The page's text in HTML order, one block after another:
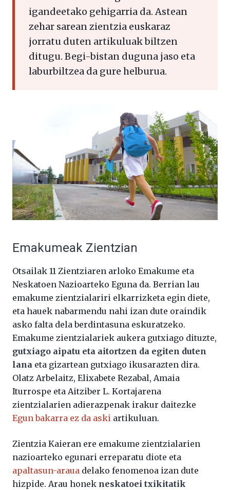
igandeetako gehigarria da. Astean
zehar sarean zientzia euskaraz
jorratu duten artikuluak biltzen
ditugu. Begi-bistan duguna jaso eta
laburbiltzea da gure helburua.
Emakumeak Zientzian
Otsailak 11 Zientziaren arloko Emakume eta
Neskatoen Nazioarteko Eguna da. Berrian lau
emakume zientzialariri elkarrizketa egin diete,
eta hauek nabarmendu nahi izan dute oraindik
asko falta dela berdintasuna eskuratzeko.
Emakume zientzialariek aukera gutxiago dituzte,
gutxiago aipatu eta aitortzen da egiten duten
lana eta gizartean gutxiago ikusarazten dira.
Olatz Arbelaitz, Elixabete Rezabal, Amaia
Iturrospe eta Aitziber L. Kortajarena
zientzialarien adierazpenak irakur daitezke
Egun bakarra ez da aski artikuluan.
Zientzia Kaieran ere emakume zientzialarien
nazioarteko egunari erreparatu diote eta
apaltasun-araua delako fenomenoa izan dute
hizpide. Arau honek neskatoei txikitatik